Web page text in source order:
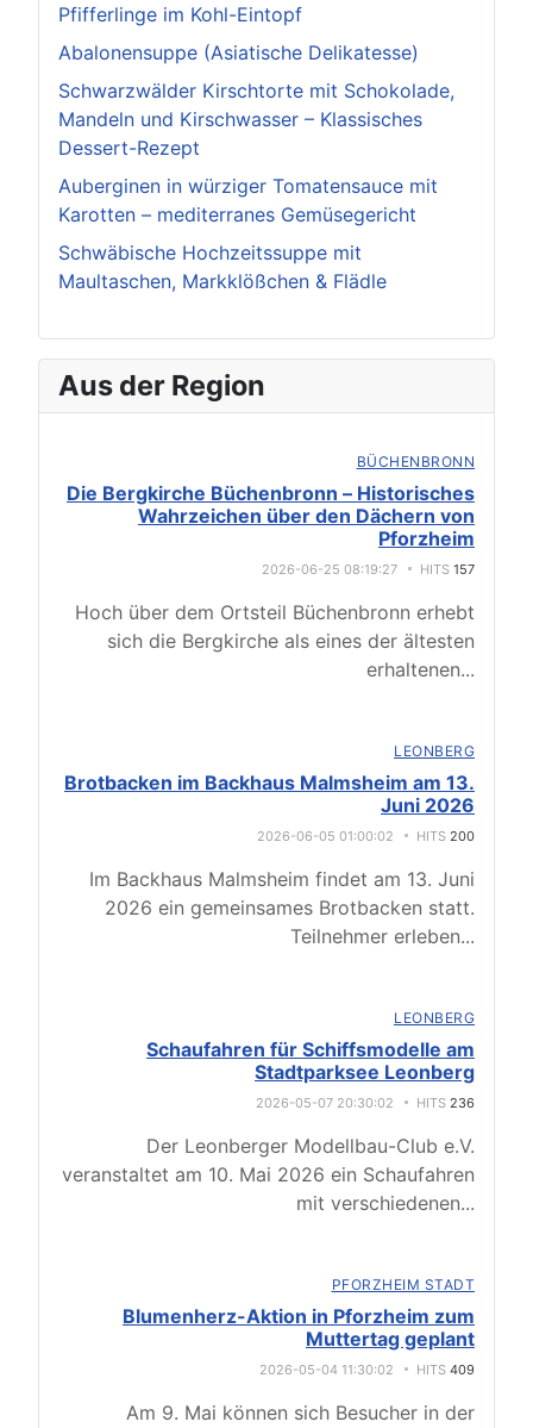
Pfifferlinge im Kohl-Eintopf
Abalonensuppe (Asiatische Delikatesse)
Schwarzwälder Kirschtorte mit Schokolade,
Mandeln und Kirschwasser – Klassisches
Dessert-Rezept
Auberginen in würziger Tomatensauce mit
Karotten – mediterranes Gemüsegericht
Schwäbische Hochzeitssuppe mit
Maultaschen, Markklößchen & Flädle
Aus der Region
BÜCHENBRONN
Die Bergkirche Büchenbronn – Historisches
Wahrzeichen über den Dächern von
Pforzheim
2026-06-25 08:19:27 HITS 157
Hoch über dem Ortsteil Büchenbronn erhebt
sich die Bergkirche als eines der ältesten
erhaltenen...
LEONBERG
Brotbacken im Backhaus Malmsheim am 13.
Juni 2026
2026-06-05 01:00:02 HITS 200
Im Backhaus Malmsheim findet am 13. Juni
2026 ein gemeinsames Brotbacken statt.
Teilnehmer erleben...
LEONBERG
Schaufahren für Schiffsmodelle am
Stadtparksee Leonberg
2026-05-07 20:30:02 HITS 236
Der Leonberger Modellbau-Club e.V.
veranstaltet am 10. Mai 2026 ein Schaufahren
mit verschiedenen...
PFORZHEIM STADT
Blumenherz-Aktion in Pforzheim zum
Muttertag geplant
2026-05-04 11:30:02 HITS 409
Am 9. Mai können sich Besucher in der